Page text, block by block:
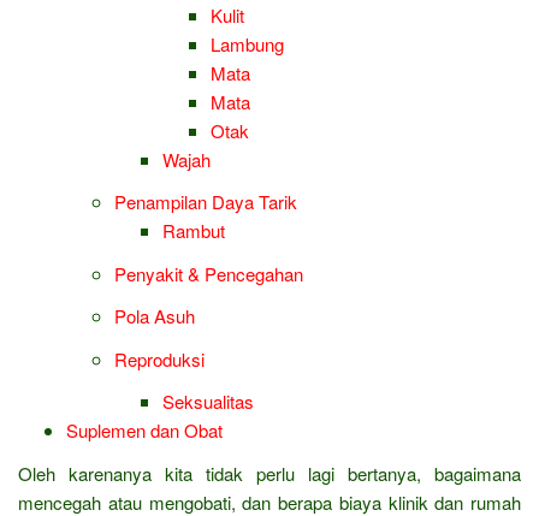
Kulit
Lambung
Mata
Mata
Otak
Wajah
Penampilan Daya Tarik
Rambut
Penyakit & Pencegahan
Pola Asuh
Reproduksi
Seksualitas
Suplemen dan Obat
Oleh karenanya kita tidak perlu lagi bertanya, bagaimana
mencegah atau mengobati, dan berapa biaya klinik dan rumah